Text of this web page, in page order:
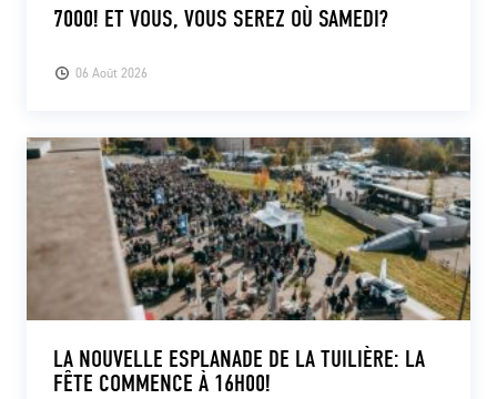
06 Août 2026
7000! ET VOUS, VOUS SEREZ OÙ SAMEDI?
LA NOUVELLE ESPLANADE DE LA TUILIÈRE: LA
FÊTE COMMENCE À 16H00!